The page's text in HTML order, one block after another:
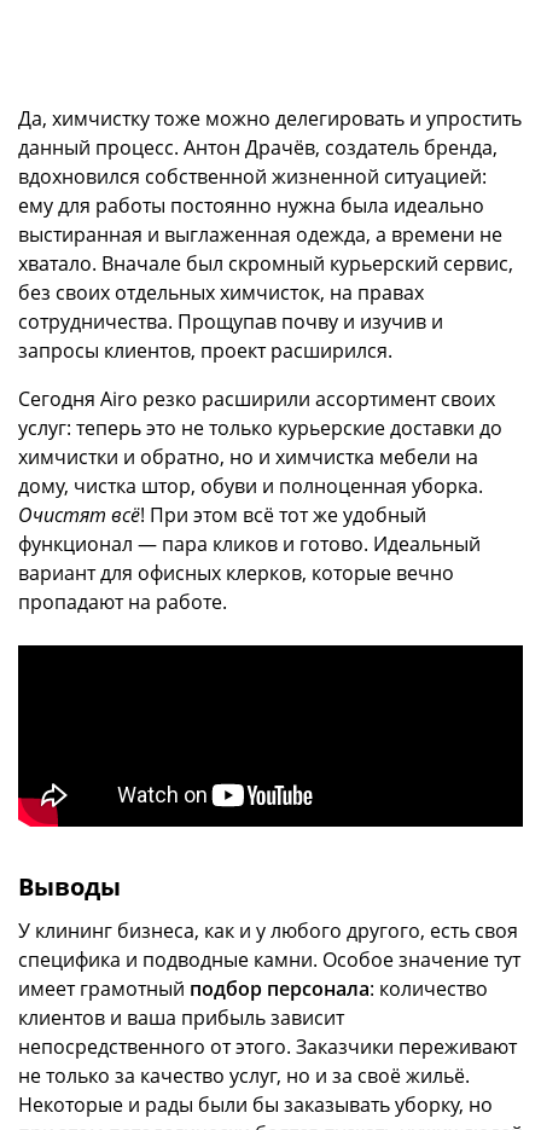
Да, химчистку тоже можно делегировать и упростить
данный процесс. Антон Драчёв, создатель бренда,
вдохновился собственной жизненной ситуацией:
ему для работы постоянно нужна была идеально
выстиранная и выглаженная одежда, а времени не
хватало. Вначале был скромный курьерский сервис,
без своих отдельных химчисток, на правах
сотрудничества. Прощупав почву и изучив и
запросы клиентов, проект расширился.
Сегодня Airo резко расширили ассортимент своих
услуг: теперь это не только курьерские доставки до
химчистки и обратно, но и химчистка мебели на
дому, чистка штор, обуви и полноценная уборка.
Очистят всё! При этом всё тот же удобный
функционал — пара кликов и готово. Идеальный
вариант для офисных клерков, которые вечно
пропадают на работе.
Выводы
У клининг бизнеса, как и у любого другого, есть своя
специфика и подводные камни. Особое значение тут
имеет грамотный подбор персонала: количество
клиентов и ваша прибыль зависит
непосредственного от этого. Заказчики переживают
не только за качество услуг, но и за своё жильё.
Некоторые и рады были бы заказывать уборку, но